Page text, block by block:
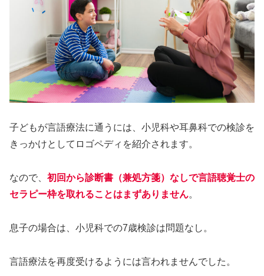
子どもが言語療法に通うには、小児科や耳鼻科での検診を
きっかけとしてロゴペディを紹介されます。
なので、 初回から診断書（兼処方箋） なしで言語聴覚士の
セラピー枠を取れることはまずありません。
息子の場合は、小児科での7歳検診は問題なし。
言語療法を再度受けるようには言われませんでした。